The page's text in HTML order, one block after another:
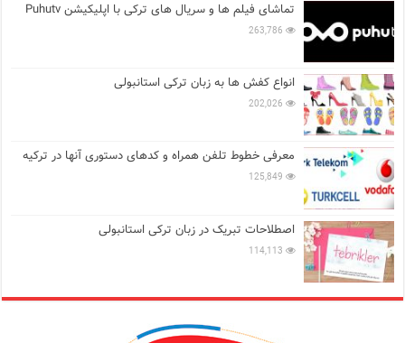
تماشای فیلم ها و سریال های ترکی با اپلیکیشن Puhutv
263,786
انواع کفش ها به زبان ترکی استانبولی
202,026
معرفی خطوط تلفن همراه و کدهای دستوری آنها در ترکیه
125,849
اصطلاحات تبریک در زبان ترکی استانبولی
114,113